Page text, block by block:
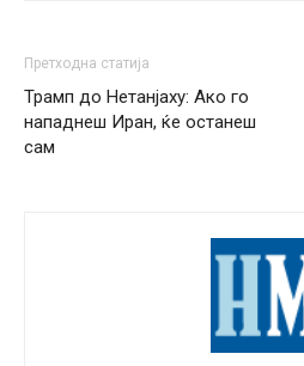
Претходна статија
Трамп до Нетанјаху: Ако го
нападнеш Иран, ќе останеш
сам